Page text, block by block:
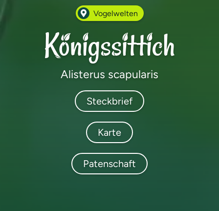
Vogelwelten
Königssittich
Alisterus scapularis
Steckbrief
Karte
Patenschaft